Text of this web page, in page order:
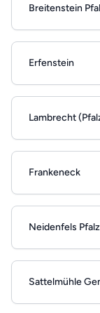
Breitenstein
Erfenstein
Lambrecht
Frankeneck
Neidenfels Pfalz
Sattelmühle